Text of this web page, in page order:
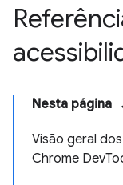
Nesta página
Visão geral
Chrome